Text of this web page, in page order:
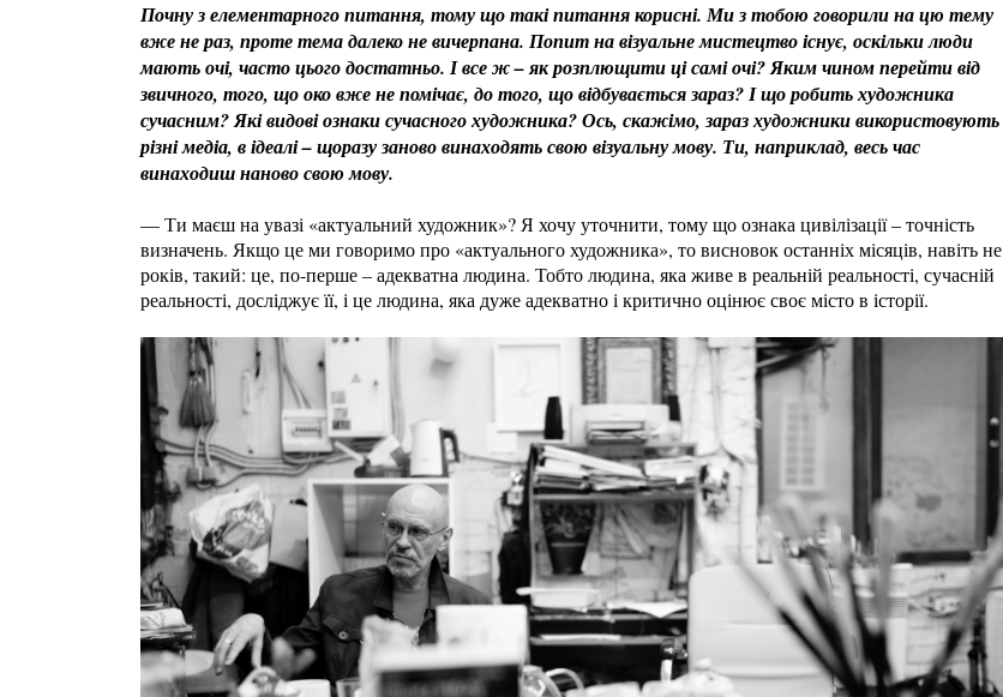
Почну з елементарного питання, тому що такі питання корисні. Ми з тобою говорили на цю тему
вже не раз, проте тема далеко не вичерпана. Попит на візуальне мистецтво існує, оскільки люди
мають очі, часто цього достатньо. І все ж – як розплющити ці самі очі? Яким чином перейти від
звичного, того, що око вже не помічає, до того, що відбувається зараз? І що робить художника
сучасним? Які видові ознаки сучасного художника? Ось, скажімо, зараз художники використовують
різні медіа, в ідеалі – щоразу заново винаходять свою візуальну мову. Ти, наприклад, весь час
винаходиш наново свою мову.
— Ти маєш на увазі «актуальний художник»? Я хочу уточнити, тому що ознака цивілізації – точність
визначень. Якщо це ми говоримо про «актуального художника», то висновок останніх місяців, навіть не
років, такий: це, по-перше – адекватна людина. Тобто людина, яка живе в реальній реальності, сучасній
реальності, досліджує її, і це людина, яка дуже адекватно і критично оцінює своє місто в історії.